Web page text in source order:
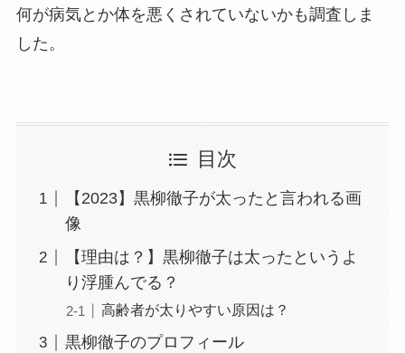
何が病気とか体を悪くされていないかも調査しま
した。
目次
【2023】黒柳徹子が太ったと言われる画
像
【理由は？】黒柳徹子は太ったというよ
り浮腫んでる？
高齢者が太りやすい原因は？
黒柳徹子のプロフィール